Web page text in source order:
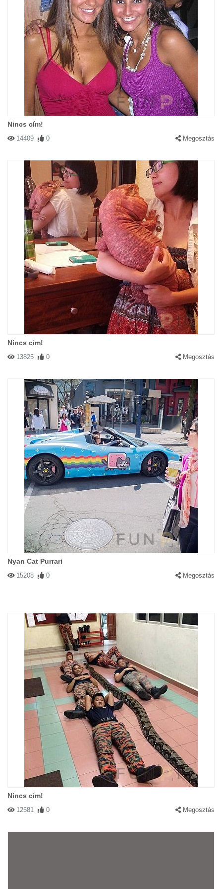
Nincs cím!
14409 0 Megosztás
Nincs cím!
13825 0 Megosztás
Nyan Cat Purrari
15208 0 Megosztás
Nincs cím!
12581 0 Megosztás